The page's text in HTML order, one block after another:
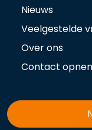
Nieuws
Veelgestelde
Over ons
Contact